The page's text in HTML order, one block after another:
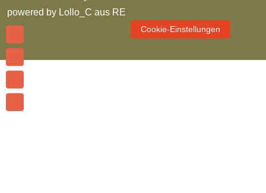
powered by Lollo_C aus RE
Cookie-Einstellungen